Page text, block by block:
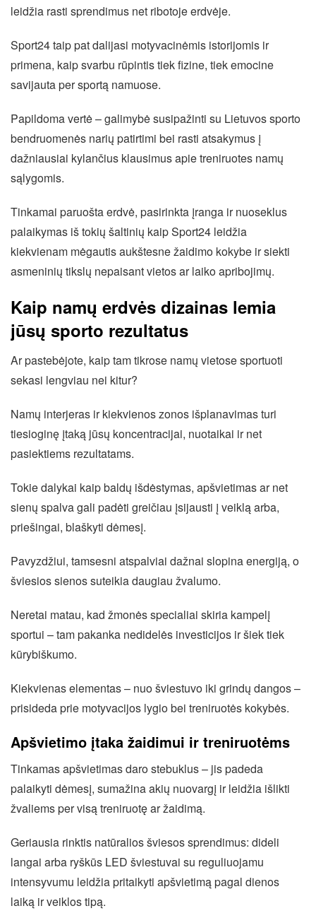
leidžia rasti sprendimus net ribotoje erdvėje.
Sport24 taip pat dalijasi motyvacinėmis istorijomis ir
primena, kaip svarbu rūpintis tiek fizine, tiek emocine
savijauta per sportą namuose.
Papildoma vertė – galimybė susipažinti su Lietuvos sporto
bendruomenės narių patirtimi bei rasti atsakymus į
dažniausiai kylančius klausimus apie treniruotes namų
sąlygomis.
Tinkamai paruošta erdvė, pasirinkta įranga ir nuoseklus
palaikymas iš tokių šaltinių kaip Sport24 leidžia
kiekvienam mėgautis aukštesne žaidimo kokybe ir siekti
asmeninių tikslų nepaisant vietos ar laiko apribojimų.
Kaip namų erdvės dizainas lemia
jūsų sporto rezultatus
Ar pastebėjote, kaip tam tikrose namų vietose sportuoti
sekasi lengviau nei kitur?
Namų interjeras ir kiekvienos zonos išplanavimas turi
tiesioginę įtaką jūsų koncentracijai, nuotaikai ir net
pasiektiems rezultatams.
Tokie dalykai kaip baldų išdėstymas, apšvietimas ar net
sienų spalva gali padėti greičiau įsijausti į veiklą arba,
priešingai, blaškyti dėmesį.
Pavyzdžiui, tamsesni atspalviai dažnai slopina energiją, o
šviesios sienos suteikia daugiau žvalumo.
Neretai matau, kad žmonės specialiai skiria kampelį
sportui – tam pakanka nedidelės investicijos ir šiek tiek
kūrybiškumo.
Kiekvienas elementas – nuo šviestuvo iki grindų dangos –
prisideda prie motyvacijos lygio bei treniruotės kokybės.
Apšvietimo įtaka žaidimui ir treniruotėms
Tinkamas apšvietimas daro stebuklus – jis padeda
palaikyti dėmesį, sumažina akių nuovargį ir leidžia išlikti
žvaliems per visą treniruotę ar žaidimą.
Geriausia rinktis natūralios šviesos sprendimus: dideli
langai arba ryškūs LED šviestuvai su reguliuojamu
intensyvumu leidžia pritaikyti apšvietimą pagal dienos
laiką ir veiklos tipą.